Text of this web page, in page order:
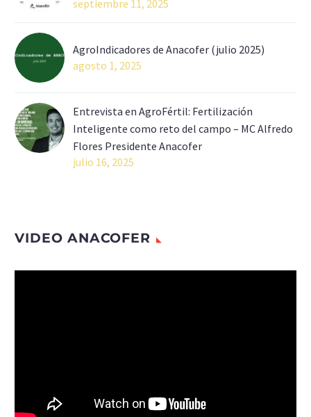
septiembre 11, 2025
AgroIndicadores de Anacofer (julio 2025)
agosto 1, 2025
Entrevista en AgroFértil: Fertilización
Inteligente como reto del campo – MC Alfredo
Flores Presidente Anacofer
julio 16, 2025
VIDEO ANACOFER